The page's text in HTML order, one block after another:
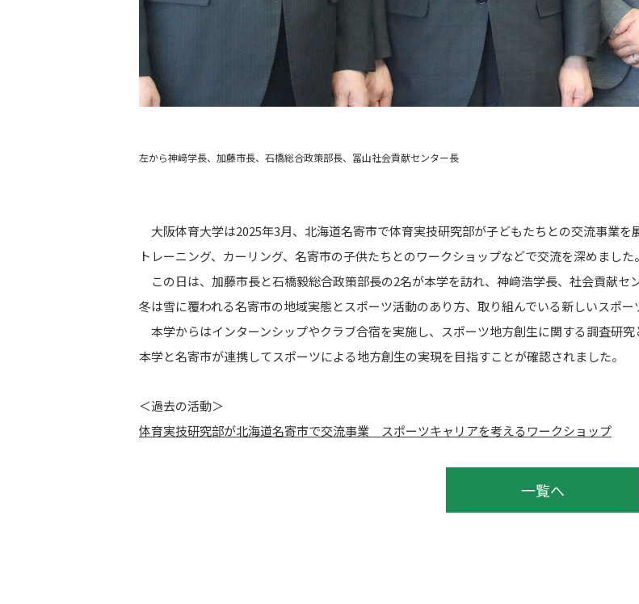
左から神﨑学長、加藤市長、石橋総合政策部長、冨山社会貢献センター長
大阪体育大学は2025年3月、北海道名寄市で体育実技研究部が子どもたちとの交流事業
トレーニング、カーリング、名寄市の子供たちとのワークショップなどで交流を深めました。
この日は、加藤市長と石橋毅総合政策部長の2名が本学を訪れ、神﨑浩学長、社会貢献セ
冬は雪に覆われる名寄市の地域実態とスポーツ活動のあり方、取り組んでいる新しいスポー
本学からはインターンシップやクラブ合宿を実施し、スポーツ地方創生に関する調査研究
本学と名寄市が連携してスポーツによる地方創生の実現を目指すことが確認されました。
＜過去の活動＞
体育実技研究部が北海道名寄市で交流事業 スポーツキャリアを考えるワークショップ
一覧へ